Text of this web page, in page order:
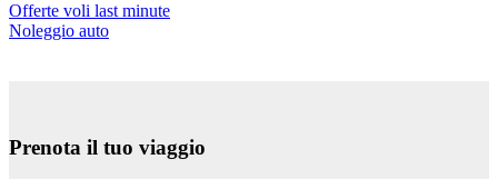
Offerte voli last minute
Noleggio auto
Prenota il tuo viaggio